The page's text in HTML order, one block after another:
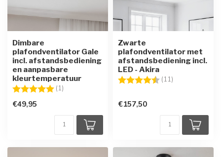
Dimbare
plafondventilator Gale
incl. afstandsbediening
en aanpasbare
kleurtemperatuur
Beoordeling: (1)
€49,95
Zwarte
plafondventilator met
afstandsbediening incl.
LED - Akira
Beoordeling: (11)
€157,50